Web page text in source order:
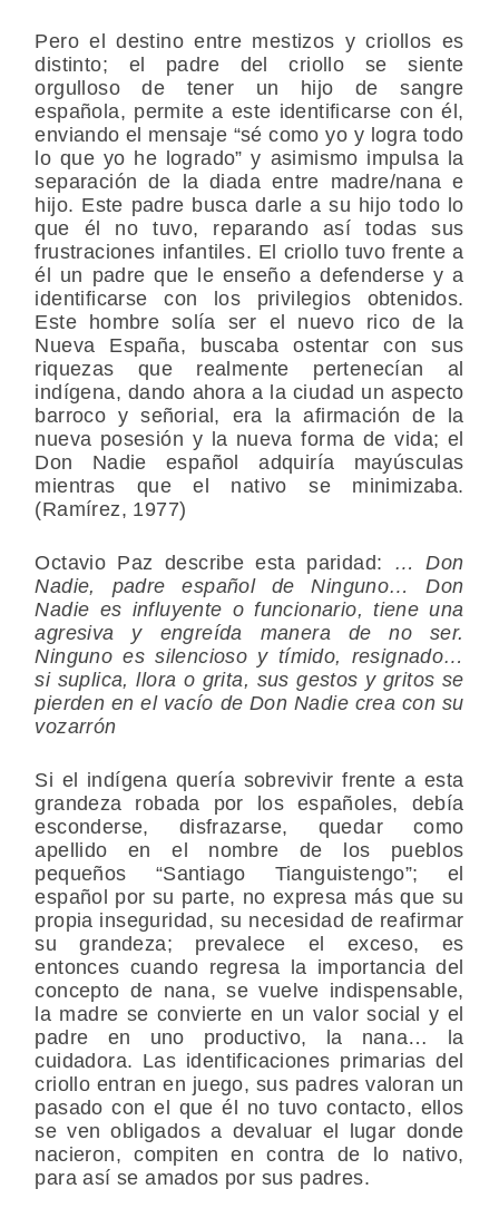
Pero el destino entre mestizos y criollos es
distinto; el padre del criollo se siente
orgulloso de tener un hijo de sangre
española, permite a este identificarse con él,
enviando el mensaje “sé como yo y logra todo
lo que yo he logrado” y asimismo impulsa la
separación de la diada entre madre/nana e
hijo. Este padre busca darle a su hijo todo lo
que él no tuvo, reparando así todas sus
frustraciones infantiles. El criollo tuvo frente a
él un padre que le enseño a defenderse y a
identificarse con los privilegios obtenidos.
Este hombre solía ser el nuevo rico de la
Nueva España, buscaba ostentar con sus
riquezas que realmente pertenecían al
indígena, dando ahora a la ciudad un aspecto
barroco y señorial, era la afirmación de la
nueva posesión y la nueva forma de vida; el
Don Nadie español adquiría mayúsculas
mientras que el nativo se minimizaba.
(Ramírez, 1977)
Octavio Paz describe esta paridad:
… Don
Nadie, padre español de Ninguno… Don
Nadie es influyente o funcionario, tiene una
agresiva y engreída manera de no ser.
Ninguno es silencioso y tímido, resignado…
si suplica, llora o grita, sus gestos y gritos se
pierden en el vacío de Don Nadie crea con su
vozarrón
Si el indígena quería sobrevivir frente a esta
grandeza robada por los españoles, debía
esconderse, disfrazarse, quedar como
apellido en el nombre de los pueblos
pequeños “Santiago Tianguistengo”; el
español por su parte, no expresa más que su
propia inseguridad, su necesidad de reafirmar
su grandeza; prevalece el exceso, es
entonces cuando regresa la importancia del
concepto de nana, se vuelve indispensable,
la madre se convierte en un valor social y el
padre en uno productivo, la nana… la
cuidadora. Las identificaciones primarias del
criollo entran en juego, sus padres valoran un
pasado con el que él no tuvo contacto, ellos
se ven obligados a devaluar el lugar donde
nacieron, compiten en contra de lo nativo,
para así se amados por sus padres.